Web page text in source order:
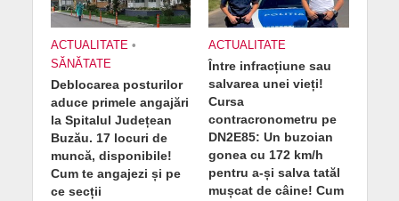
ACTUALITATE •
SĂNĂTATE
Deblocarea posturilor
aduce primele angajări
la Spitalul Județean
Buzău. 17 locuri de
muncă, disponibile!
Cum te angajezi și pe
ce secții
ACTUALITATE
Între infracțiune sau
salvarea unei vieți!
Cursa
contracronometru pe
DN2E85: Un buzoian
gonea cu 172 km/h
pentru a-și salva tatăl
mușcat de câine! Cum